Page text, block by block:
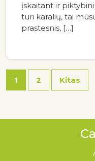
įskaitant ir
turi karalių, tai
prastesnis, […]
1 2 Kitas